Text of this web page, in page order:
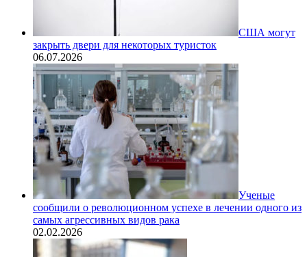
США могут
закрыть двери для некоторых туристок
06.07.2026
Ученые
сообщили о революционном успехе в лечении одного из
самых агрессивных видов рака
02.02.2026